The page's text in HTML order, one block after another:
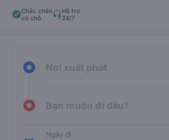
Chắc chắn
có chỗ
Hỗ trợ
24/7
Nơi xuất phát
Bạn muốn đi đâu?
Ngày đi